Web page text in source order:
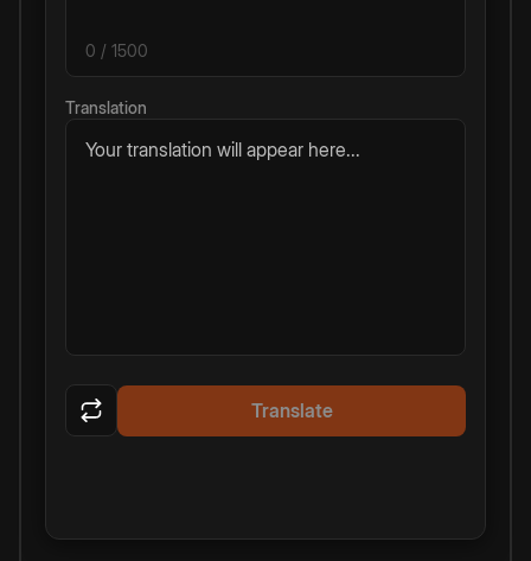
0 / 1500
Translation
Your translation will appear here...
Translate